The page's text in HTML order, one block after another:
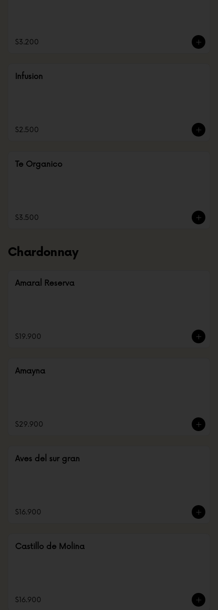
$3.200
Infusion
$2.500
Te Organico
$3.500
Chardonnay
Amaral Reserva
$19.900
Amayna
$29.900
Aves del sur gran
$16.900
Castillo de Molina
$16.900